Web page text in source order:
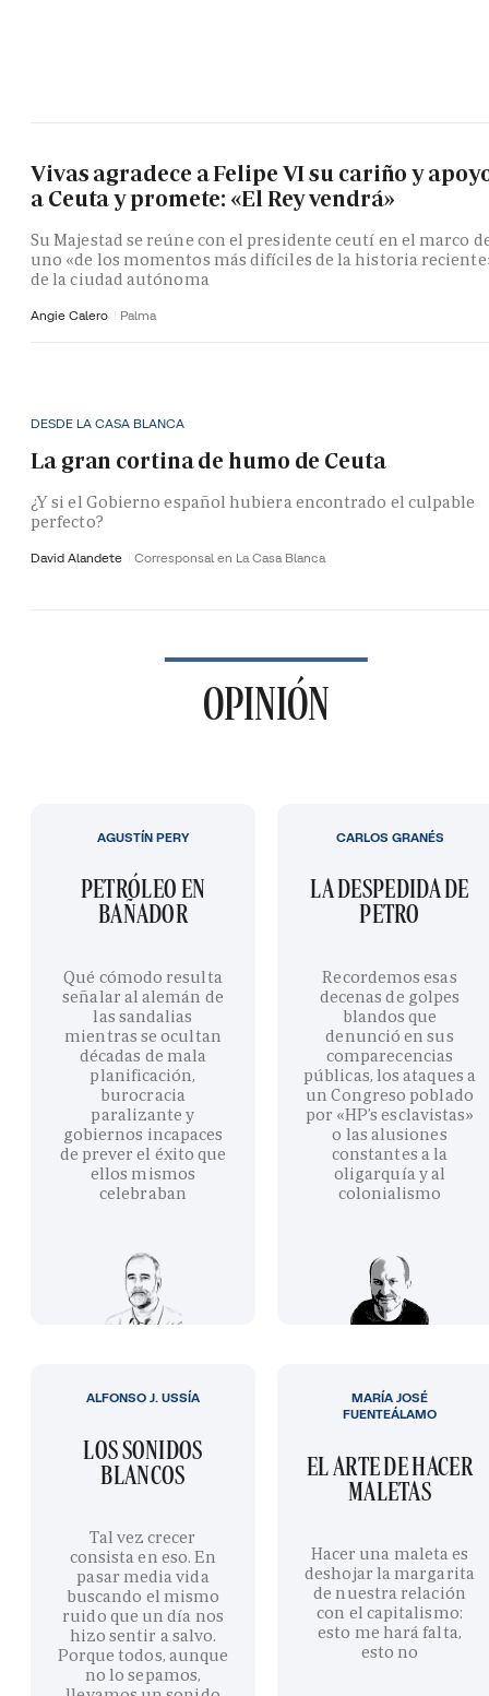
Vivas agradece a Felipe VI su cariño y
a Ceuta y promete: «El Rey vendrá»
Su Majestad se reúne con el presidente ceutí en el marco
uno «de los momentos más difíciles de la historia
de la ciudad autónoma
Angie Calero Palma
DESDE LA CASA BLANCA
La gran cortina de humo de Ceuta
¿Y si el Gobierno español hubiera encontrado el culpable
perfecto?
David Alandete Corresponsal en La Casa Blanca
OPINIÓN
PETRÓLEO EN
BAÑADOR
Qué cómodo resulta
señalar al alemán de
las sandalias
mientras se ocultan
décadas de mala
planificación,
burocracia
paralizante y
gobiernos incapaces
de prever el éxito que
ellos mismos
celebraban
AGUSTÍN PERY
LA DESPEDIDA DE
PETRO
Recordemos esas
decenas de golpes
blandos que
denunció en sus
comparecencias
públicas, los ataques a
un Congreso poblado
por «HP’s esclavistas»
o las alusiones
constantes a la
oligarquía y al
colonialismo
CARLOS GRANÉS
LOS SONIDOS
BLANCOS
Tal vez crecer
consista en eso. En
pasar media vida
buscando el mismo
ruido que un día nos
hizo sentir a salvo.
Porque todos, aunque
no lo sepamos,
ALFONSO J. USSÍA
EL ARTE DE HACER
MALETAS
Hacer una maleta es
deshojar la margarita
de nuestra relación
con el capitalismo:
esto me hará falta,
esto no
MARÍA JOSÉ
FUENTEÁLAMO